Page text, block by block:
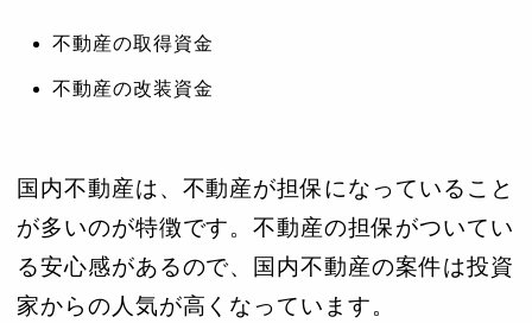
不動産の取得資金
不動産の改装資金
国内不動産は、不動産が担保になっていること
が多いのが特徴です。不動産の担保がついてい
る安心感があるので、国内不動産の案件は投資
家からの人気が高くなっています。